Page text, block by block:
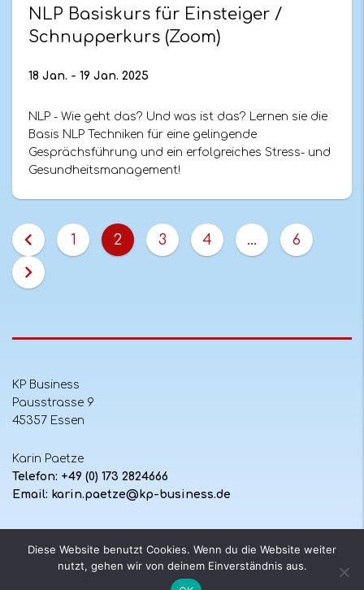
NLP Basiskurs für Einsteiger /
Schnupperkurs (Zoom)
18 Jan. - 19 Jan. 2025
NLP - Wie geht das? Und was ist das? Lernen sie die
Basis NLP Techniken für eine gelingende
Gesprächsführung und ein erfolgreiches Stress- und
Gesundheitsmanagement!
keyboard_arrow_left 1 2 3 4 … 6
keyboard_arrow_right
KP Business
Pausstrasse 9
45357 Essen
Karin Paetze
Telefon: +49 (0) 173 2824666
Email: karin.paetze@kp-business.de
Datenschutz
Impressum
Diese Website benutzt Cookies. Wenn du die Website weiter
nutzt, gehen wir von deinem Einverständnis aus.